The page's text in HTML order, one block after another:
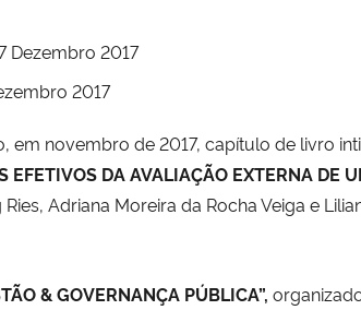
Dezembro 2017
2017
em novembro de 2017, capítulo de livro
EFETIVOS DA AVALIAÇÃO EXTERNA DE
Adriana Moreira da Rocha Veiga e
& GOVERNANÇA PÚBLICA”,